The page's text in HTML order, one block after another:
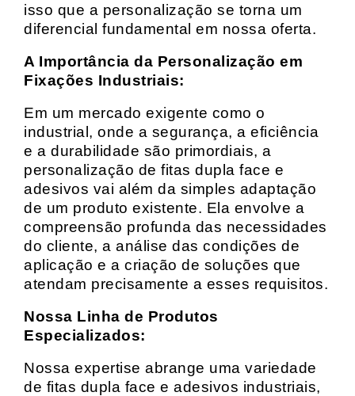
isso que a personalização se torna um
diferencial fundamental em nossa oferta.
A Importância da Personalização em
Fixações Industriais:
Em um mercado exigente como o
industrial, onde a segurança, a eficiência
e a durabilidade são primordiais, a
personalização de fitas dupla face e
adesivos vai além da simples adaptação
de um produto existente. Ela envolve a
compreensão profunda das necessidades
do cliente, a análise das condições de
aplicação e a criação de soluções que
atendam precisamente a esses requisitos.
Nossa Linha de Produtos
Especializados:
Nossa expertise abrange uma variedade
de fitas dupla face e adesivos industriais,